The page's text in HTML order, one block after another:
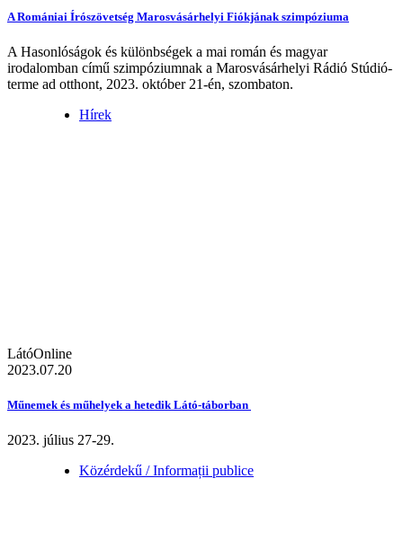
A Romániai Írószövetség Marosvásárhelyi Fiókjának szimpóziuma
A Hasonlóságok és különbségek a mai román és magyar
irodalomban című szimpóziumnak a Marosvásárhelyi Rádió Stúdió-
terme ad otthont, 2023. október 21-én, szombaton.
Hírek
LátóOnline
2023.07.20
Műnemek és műhelyek a hetedik Látó-táborban
2023. július 27-29.
Közérdekű / Informații publice